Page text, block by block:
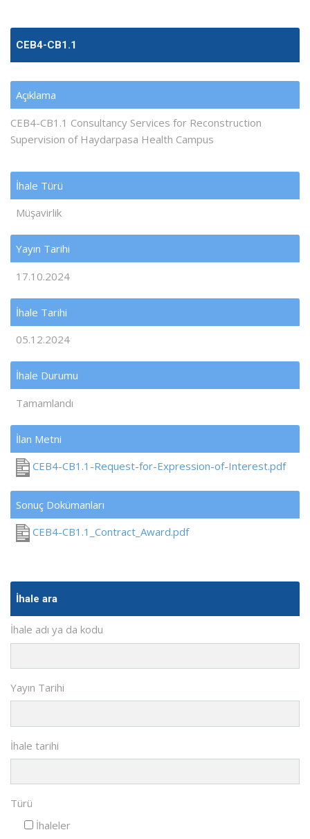
CEB4-CB1.1
Açıklama
CEB4-CB1.1 Consultancy Services for Reconstruction
Supervision of Haydarpasa Health Campus
İhale Türü
Müşavirlik
Yayın Tarihi
17.10.2024
İhale Tarihi
05.12.2024
İhale Durumu
Tamamlandı
İlan Metni
CEB4-CB1.1-Request-for-Expression-of-Interest.pdf
Sonuç Dokümanları
CEB4-CB1.1_Contract_Award.pdf
İhale ara
İhale adı ya da kodu
Yayın Tarihi
İhale tarihi
Türü
İhaleler